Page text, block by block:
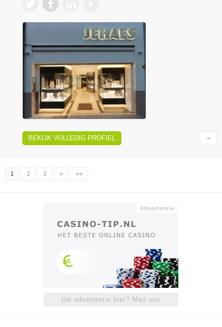
BEKIJK VOLLEDIG PROFIEL
1 2 3 » »»
Uw advertentie hier? Mail ons